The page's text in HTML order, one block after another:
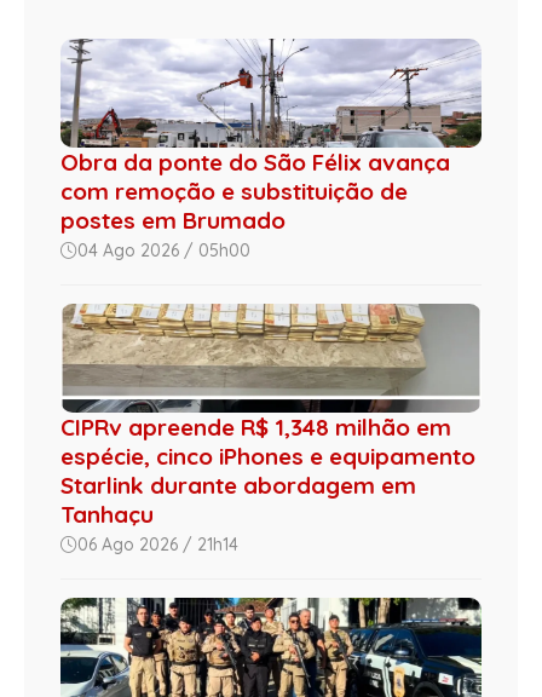
Obra da ponte do São Félix avança
com remoção e substituição de
postes em Brumado
04 Ago 2026 / 05h00
CIPRv apreende R$ 1,348 milhão em
espécie, cinco iPhones e equipamento
Starlink durante abordagem em
Tanhaçu
06 Ago 2026 / 21h14